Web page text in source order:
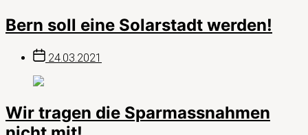
Bern soll eine Solarstadt werden!
Beitragsdatum
24.03.2021
Wir tragen die Sparmassnahmen